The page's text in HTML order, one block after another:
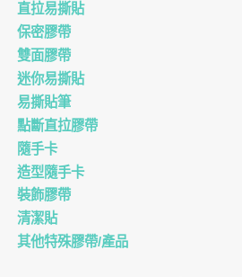
直拉易撕貼
保密膠帶
雙面膠帶
迷你易撕貼
易撕貼筆
點斷直拉膠帶
隨手卡
造型隨手卡
裝飾膠帶
清潔貼
其他特殊膠帶/產品